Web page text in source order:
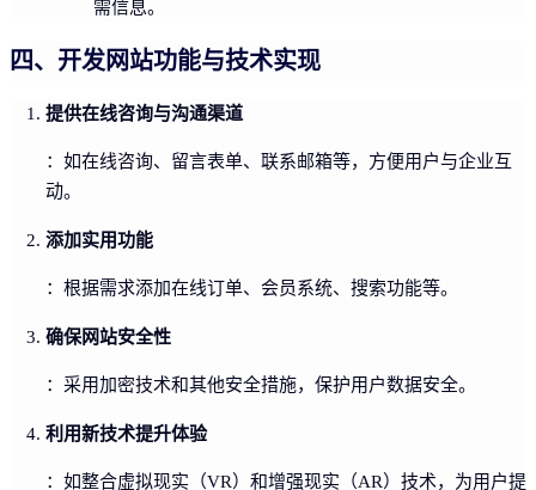
需信息。
四、开发网站功能与技术实现
提供在线咨询与沟通渠道
：如在线咨询、留言表单、联系邮箱等，方便用户与企业互
动。
添加实用功能
：根据需求添加在线订单、会员系统、搜索功能等。
确保网站安全性
：采用加密技术和其他安全措施，保护用户数据安全。
利用新技术提升体验
：如整合虚拟现实（VR）和增强现实（AR）技术，为用户提